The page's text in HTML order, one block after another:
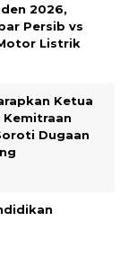
2026,
Persib vs
Listrik
Ketua
Kemitraan
Dugaan